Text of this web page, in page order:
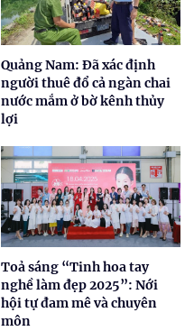
Quảng Nam: Đã xác định
người thuê đổ cả ngàn chai
nước mắm ở bờ kênh thủy
lợi
Toả sáng “Tinh hoa tay
nghề làm đẹp 2025”: Nới
hội tự đam mê và chuyên
môn